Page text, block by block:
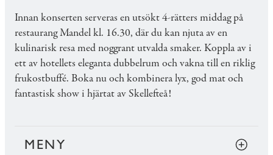
Innan konserten serveras en utsökt 4-rätters middag på
restaurang Mandel kl. 16.30, där du kan njuta av en
kulinarisk resa med noggrant utvalda smaker. Koppla av i
ett av hotellets eleganta dubbelrum och vakna till en riklig
frukostbuffé. Boka nu och kombinera lyx, god mat och
fantastisk show i hjärtat av Skellefteå!
MENY